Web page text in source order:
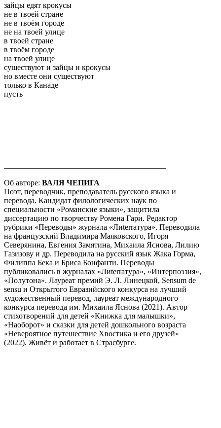
зайцы едят крокусы
не в твоей стране
не в твоём городе
не на твоей улице
в твоей стране
в твоём городе
на твоей улице
существуют и зайцы и крокусы
но вместе они существуют
только в Канаде
пусть
Об авторе: ВАЛЯ ЧЕПИГА
Поэт, переводчик, преподаватель русского языка и
перевода. Кандидат филологических наук по
специальности «Романские языки», защитила
диссертацию по творчеству Ромена Гари. Редактор
рубрики «Переводы» журнала «Лиterraтура». Переводила
на французский Владимира Маяковского, Игоря
Северянина, Евгения Замятина, Михаила Яснова, Лилию
Газизову и др. Переводила на русский язык Жака Горма,
Филиппа Бека и Бриса Бонфанти. Переводы
публиковались в журналах «Лиterraтура», «Интерпоэзия»,
«Полутона». Лауреат премий Э. Л. Линецкой, Sensum de
sensu и Открытого Евразийского конкурса на лучший
художественный перевод, лауреат международного
конкурса перевода им. Михаила Яснова (2021). Автор
стихотворений для детей «Книжка для малышки»,
«Наоборот» и сказки для детей дошкольного возраста
«Невероятное путешествие Хвостика и его друзей»
(2022). Живёт и работает в Страсбурге.